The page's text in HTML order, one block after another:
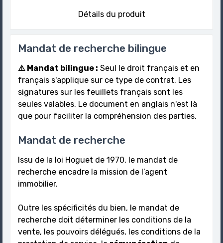
Détails du produit
Mandat de recherche bilingue
⚠️ Mandat bilingue : Seul le droit français et en
français s'applique sur ce type de contrat. Les
signatures sur les feuillets français sont les
seules valables. Le document en anglais n'est là
que pour faciliter la compréhension des parties.
Mandat de recherche
Issu de la loi Hoguet de 1970, le mandat de
recherche encadre la mission de l’agent
immobilier.
Outre les spécificités du bien, le mandat de
recherche doit déterminer les conditions de la
vente, les pouvoirs délégués, les conditions de la